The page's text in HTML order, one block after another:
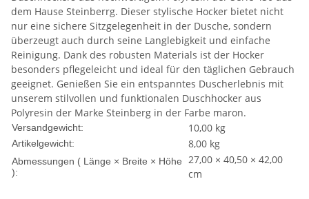
dem Hause Steinberrg. Dieser stylische Hocker bietet nicht
nur eine sichere Sitzgelegenheit in der Dusche, sondern
überzeugt auch durch seine Langlebigkeit und einfache
Reinigung. Dank des robusten Materials ist der Hocker
besonders pflegeleicht und ideal für den täglichen Gebrauch
geeignet. Genießen Sie ein entspanntes Duscherlebnis mit
unserem stilvollen und funktionalen Duschhocker aus
Polyresin der Marke Steinberg in der Farbe maron.
Versandgewicht: 10,00 kg
Artikelgewicht: 8,00 kg
Abmessungen ( Länge × Breite × Höhe
):
27,00 × 40,50 × 42,00
cm